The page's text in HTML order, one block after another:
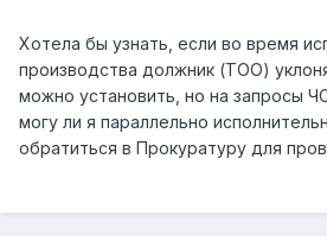
Хотела бы узнать, если во время
производства должник (ТОО)
можно установить, но на запросы
могу ли я параллельно
обратиться в Прокуратуру для